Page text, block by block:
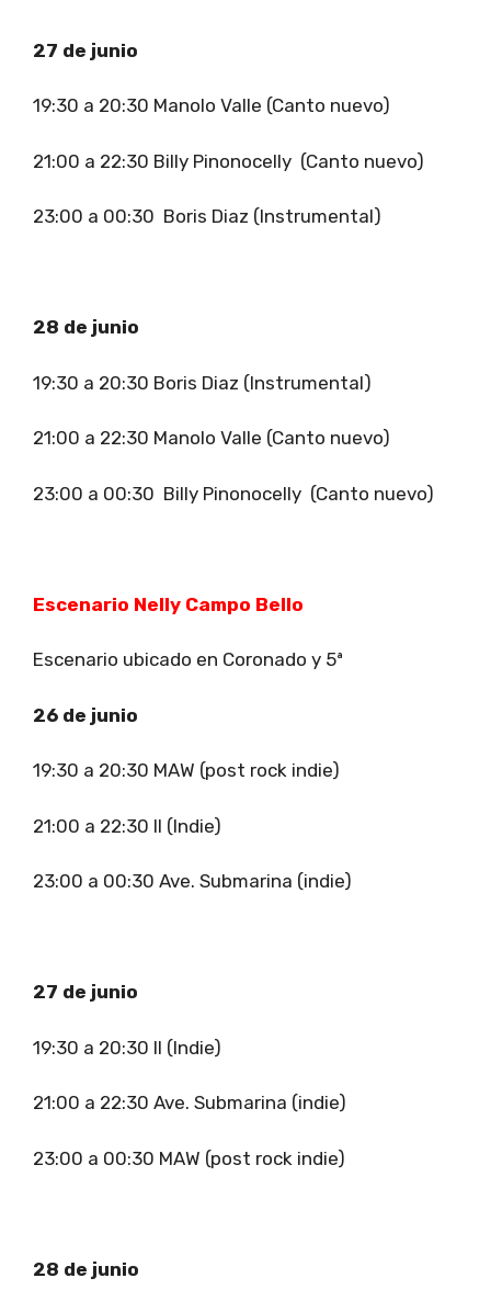
27 de junio
19:30 a 20:30 Manolo Valle (Canto nuevo)
21:00 a 22:30 Billy Pinonocelly (Canto nuevo)
23:00 a 00:30 Boris Diaz (Instrumental)
28 de junio
19:30 a 20:30 Boris Diaz (Instrumental)
21:00 a 22:30 Manolo Valle (Canto nuevo)
23:00 a 00:30 Billy Pinonocelly (Canto nuevo)
Escenario Nelly Campo Bello
Escenario ubicado en Coronado y 5ª
26 de junio
19:30 a 20:30 MAW (post rock indie)
21:00 a 22:30 II (Indie)
23:00 a 00:30 Ave. Submarina (indie)
27 de junio
19:30 a 20:30 II (Indie)
21:00 a 22:30 Ave. Submarina (indie)
23:00 a 00:30 MAW (post rock indie)
28 de junio